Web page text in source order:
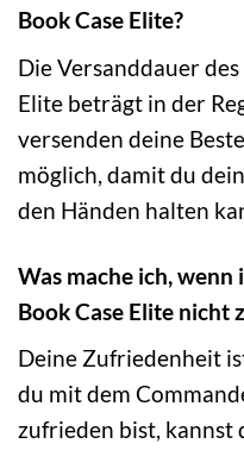
Book Case Elite?
Die Versanddauer
Elite beträgt in der
versenden deine
möglich, damit du
den Händen halten
Was mache ich,
Book Case Elite nicht
Deine Zufriedenheit
du mit dem
zufrieden bist, kannst